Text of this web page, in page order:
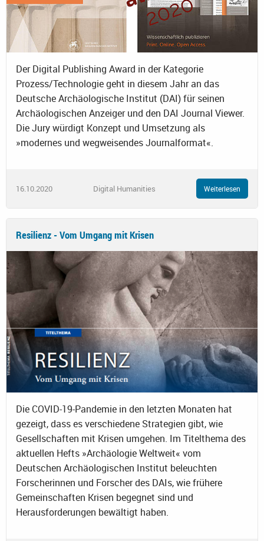
Der Digital Publishing Award in der Kategorie
Prozess/Technologie geht in diesem Jahr an das
Deutsche Archäologische Institut (DAI) für seinen
Archäologischen Anzeiger und den DAI Journal Viewer.
Die Jury würdigt Konzept und Umsetzung als
»modernes und wegweisendes Journalformat«.
16.10.2020 Digital Humanities Weiterlesen
Resilienz - Vom Umgang mit Krisen
Die COVID-19-Pandemie in den letzten Monaten hat
gezeigt, dass es verschiedene Strategien gibt, wie
Gesellschaften mit Krisen umgehen. Im Titelthema des
aktuellen Hefts »Archäologie Weltweit« vom
Deutschen Archäologischen Institut beleuchten
Forscherinnen und Forscher des DAIs, wie frühere
Gemeinschaften Krisen begegnet sind und
Herausforderungen bewältigt haben.